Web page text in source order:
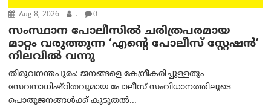
Aug 8, 2026 . 0
സംസ്ഥാന പോലീസിൽ ചരിത്രപരമായ
മാറ്റം വരുത്തുന്ന ‘എന്റെ പോലീസ് സ്റ്റേഷൻ’
നിലവില്‍ വന്നു
തിരുവനന്തപുരം: ജനങ്ങളെ കേന്ദ്രീകരിച്ചുള്ളതും
സേവനാധിഷ്ഠിതവുമായ പോലീസ് സംവിധാനത്തിലൂടെ
പൊതുജനങ്ങൾക്ക് കൂടുതൽ...